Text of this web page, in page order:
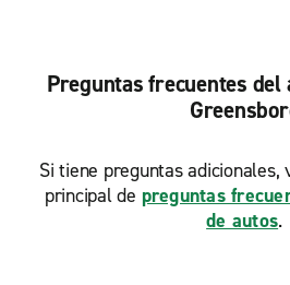
Preguntas frecuentes
Si tiene preguntas adicionales,
principal de preguntas
de autos.